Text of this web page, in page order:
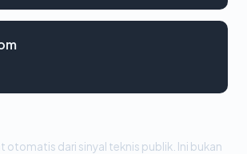
otomatis dari sinyal teknis publik. Ini bukan